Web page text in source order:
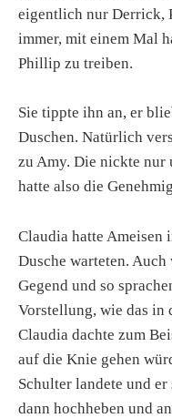
eigentlich nur Derrick,
immer, mit einem Mal
Phillip zu treiben.
Sie tippte ihn an, er
Duschen. Natürlich
zu Amy. Die nickte
hatte also die
Claudia hatte Ameisen
Dusche warteten. Auch
Gegend und so
Vorstellung, wie das in
Claudia dachte zum
auf die Knie gehen
Schulter landete und
dann hochheben und